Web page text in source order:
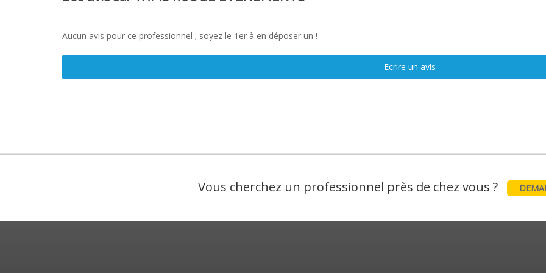
Aucun avis pour ce professionnel ; soyez le 1er à en déposer un !
Ecrire un avis
Vous cherchez un professionnel près de chez vous ?